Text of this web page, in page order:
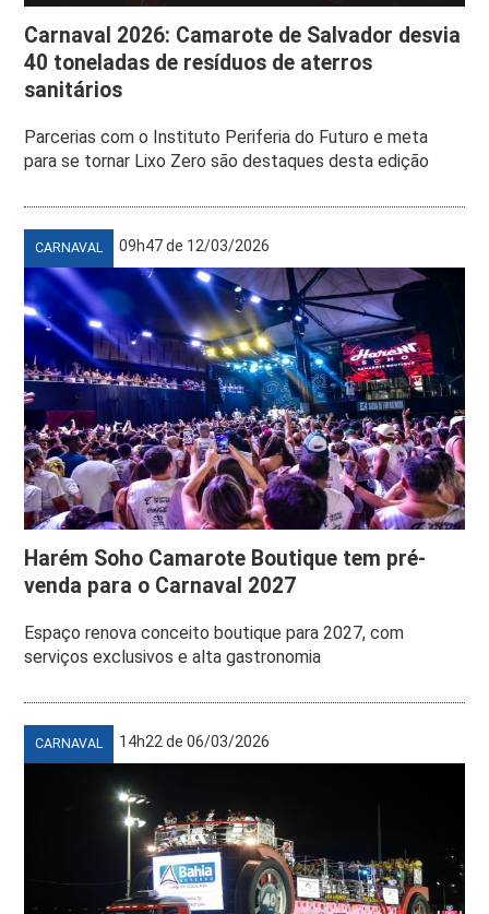
Carnaval 2026: Camarote de Salvador desvia
40 toneladas de resíduos de aterros
sanitários
Parcerias com o Instituto Periferia do Futuro e meta
para se tornar Lixo Zero são destaques desta edição
CARNAVAL 09h47 de 12/03/2026
Harém Soho Camarote Boutique tem pré-
venda para o Carnaval 2027
Espaço renova conceito boutique para 2027, com
serviços exclusivos e alta gastronomia
CARNAVAL 14h22 de 06/03/2026